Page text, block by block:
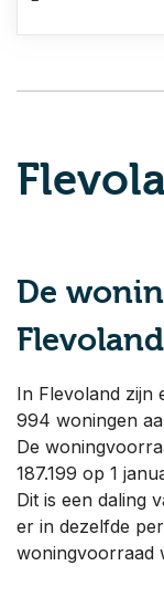
De
Flevoland
In Flevoland zijn
994 woningen
De
187.199 op 1
Dit is een daling
er in dezelfde
woningvoorraad